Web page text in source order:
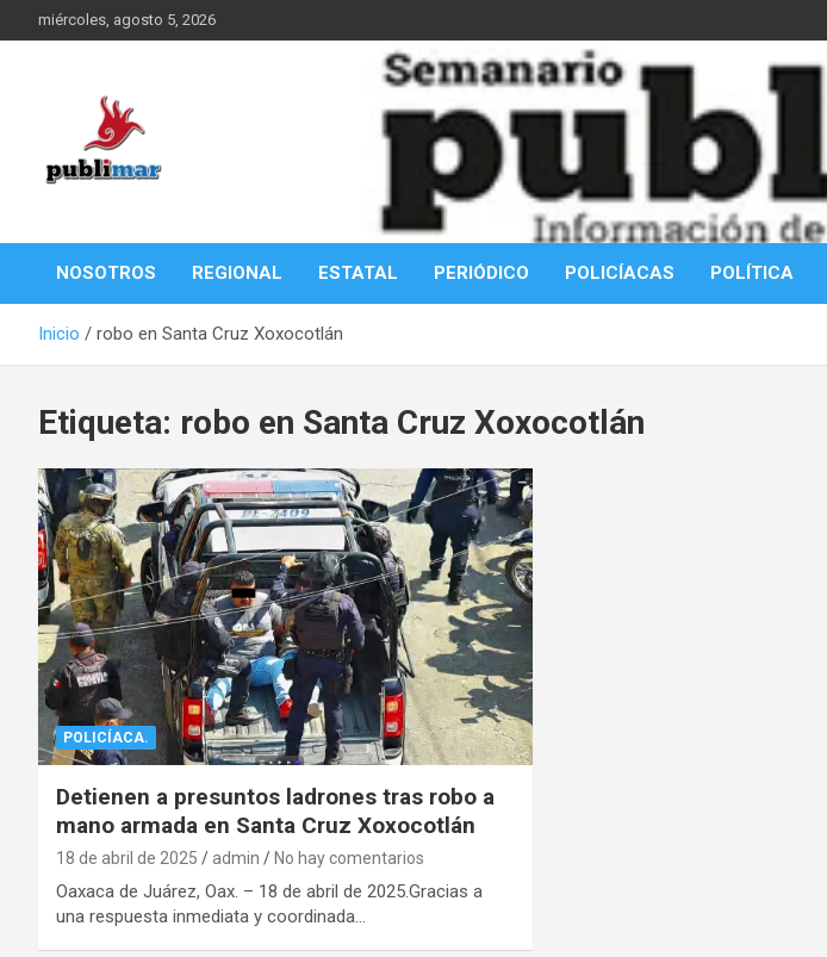
al
miércoles, agosto 5, 2026
PubliMar
NOSOTROS REGIONAL ESTATAL PERIÓDICO POLICÍACAS POLÍTICA
Inicio robo en Santa Cruz Xoxocotlán
Etiqueta: robo en Santa Cruz Xoxocotlán
POLICÍACA.
Detienen a presuntos ladrones tras robo a
mano armada en Santa Cruz Xoxocotlán
18 de abril de 2025 admin No hay comentarios
Oaxaca de Juárez, Oax. – 18 de abril de 2025.Gracias a
una respuesta inmediata y coordinada…